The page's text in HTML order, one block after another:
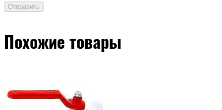
Отправить
Похожие товары